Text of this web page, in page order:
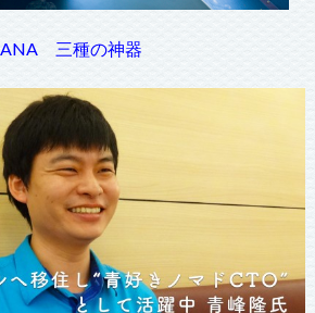
ANA 三種の神器